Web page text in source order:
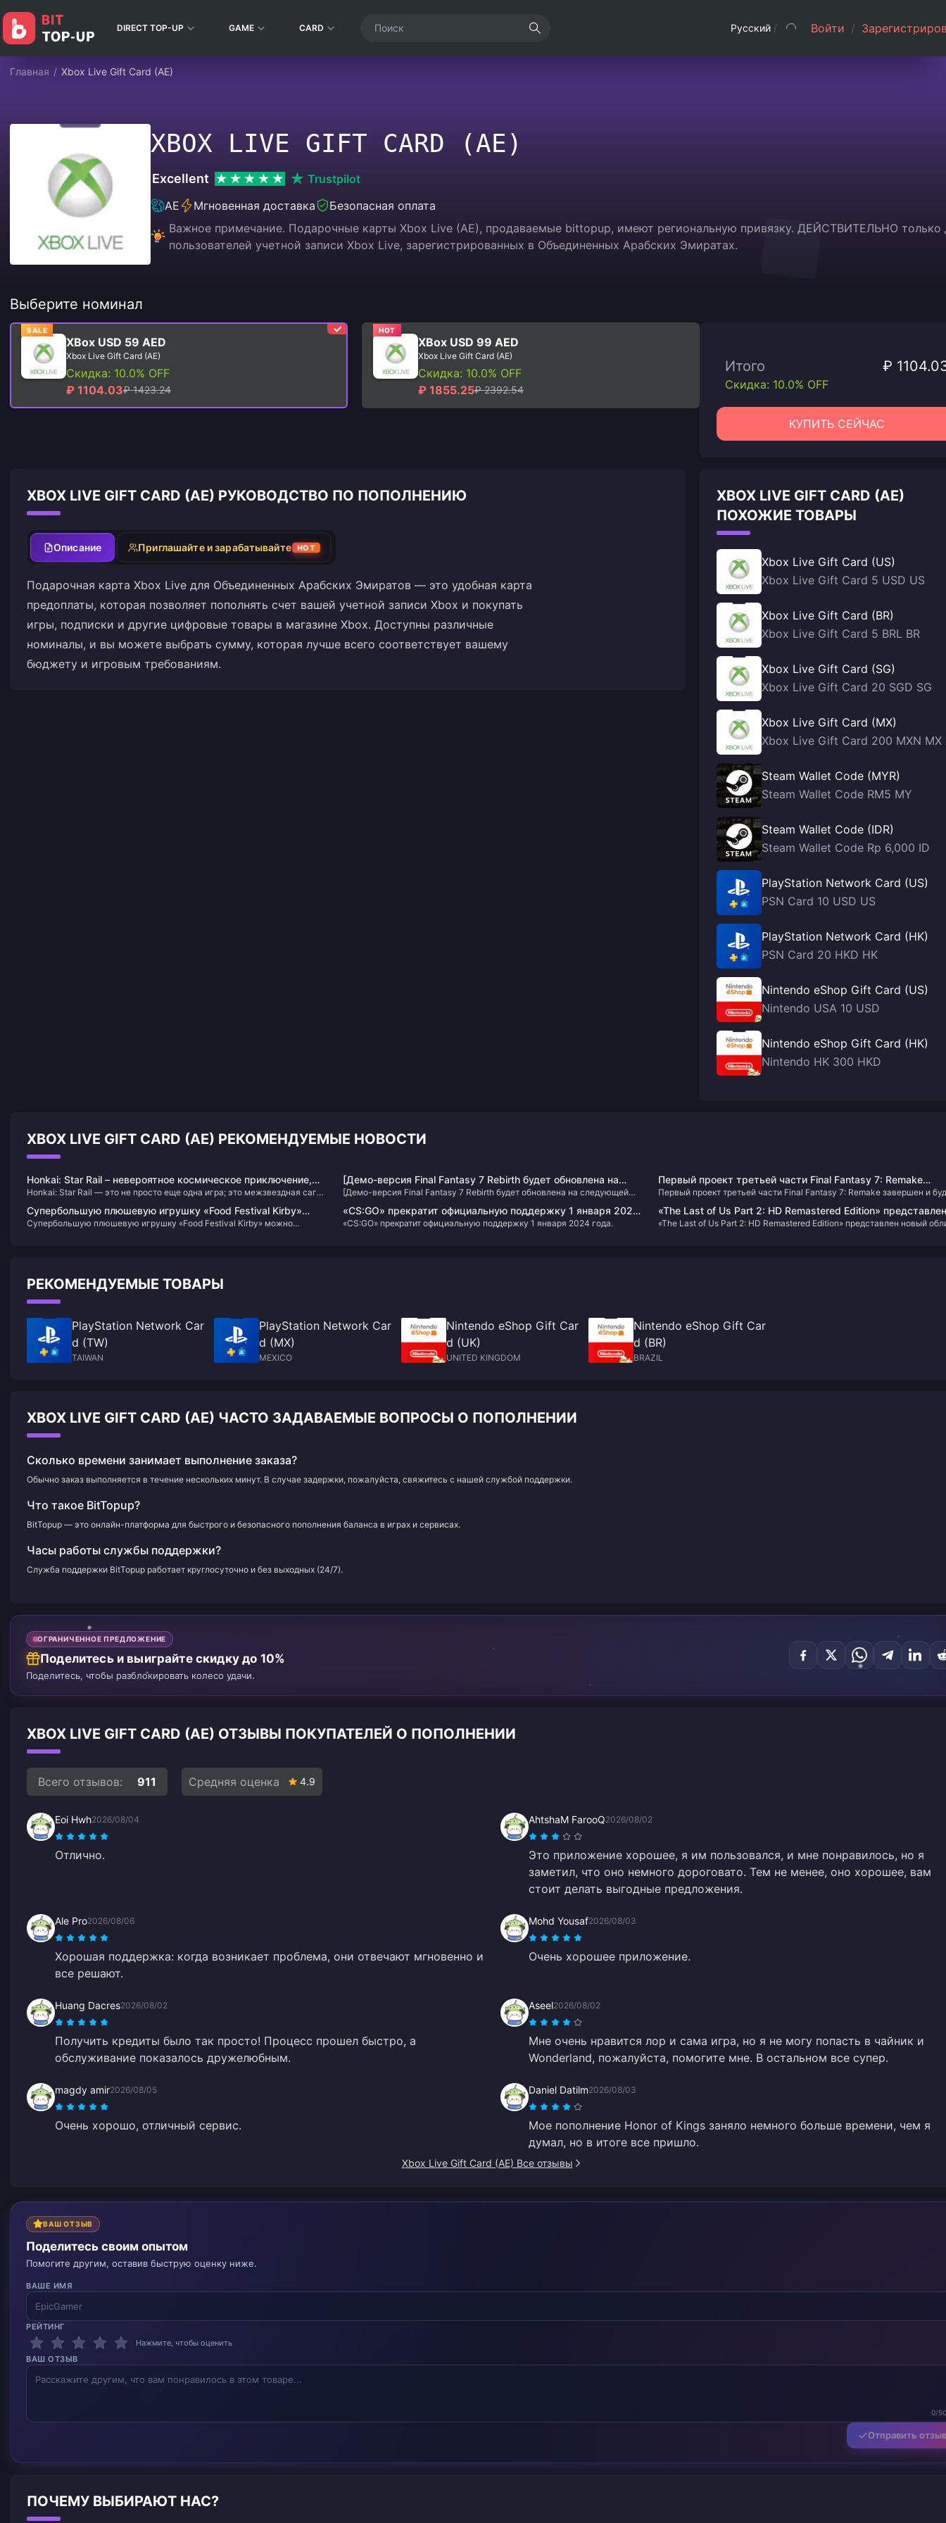
DIRECT TOP-UP GAME CARD Русский / Войти /
Главная / Xbox Live Gift Card (AE)
XBOX LIVE GIFT CARD (AE)
Excellent
Trustpilot
AE
Мгновенная доставка
Безопасная оплата
Важное примечание. Подарочные карты Xbox Live (AE), продаваемые bittopup, имеют региональную привязку. ДЕЙСТВИТЕЛЬНО только
пользователей учетной записи Xbox Live, зарегистрированных в Объединенных Арабских Эмиратах.
Выберите номинал
SALE
XBox USD 59 AED
Xbox Live Gift Card (AE)
Скидка: 10.0% OFF
₽ 1104.03₽ 1423.24
HOT
XBox USD 99 AED
Xbox Live Gift Card (AE)
Скидка: 10.0% OFF
₽ 1855.25₽ 2392.54
Итого ₽
Скидка: 10.0% OFF
КУПИТЬ СЕЙЧАС
XBOX LIVE GIFT CARD (AE) РУКОВОДСТВО ПО ПОПОЛНЕНИЮ
Описание Приглашайте и зарабатывайте HOT
Подарочная карта Xbox Live для Объединенных Арабских Эмиратов — это удобная карта
предоплаты, которая позволяет пополнять счет вашей учетной записи Xbox и покупать
игры, подписки и другие цифровые товары в магазине Xbox. Доступны различные
номиналы, и вы можете выбрать сумму, которая лучше всего соответствует вашему
бюджету и игровым требованиям.
XBOX LIVE GIFT CARD (AE)
ПОХОЖИЕ ТОВАРЫ
Xbox Live Gift Card (US)
Xbox Live Gift Card 5 USD US
Xbox Live Gift Card (BR)
Xbox Live Gift Card 5 BRL BR
Xbox Live Gift Card (SG)
Xbox Live Gift Card 20 SGD SG
Xbox Live Gift Card (MX)
Xbox Live Gift Card 200 MXN MX
Steam Wallet Code (MYR)
Steam Wallet Code RM5 MY
Steam Wallet Code (IDR)
Steam Wallet Code Rp 6,000 ID
PlayStation Network Card (US)
PSN Card 10 USD US
PlayStation Network Card (HK)
PSN Card 20 HKD HK
Nintendo eShop Gift Card (US)
Nintendo USA 10 USD
Nintendo eShop Gift Card (HK)
Nintendo HK 300 HKD
XBOX LIVE GIFT CARD (AE) РЕКОМЕНДУЕМЫЕ НОВОСТИ
Honkai: Star Rail – невероятное космическое приключение,
которое нельзя позволить себе пропустить!
Honkai: Star Rail — это не просто еще одна игра; это межзвездная сага,
борту «Астрального экспресса», путешествуете по космосу,
раскрываете секреты и сражаетесь с загадочным Хонкаем. У каждого
[Демо-версия Final Fantasy 7 Rebirth будет обновлена ​​на
следующей неделе и станет официальной версией.
[Демо-версия Final Fantasy 7 Rebirth будет обновлена ​​на следующей
Первый проект третьей части Final Fantasy 7: Remake
завершен и будет включать в себя путешествия на
дирижабле
Первый проект третьей части Final Fantasy 7: Remake завершен и
Супербольшую плюшевую игрушку «Food Festival Kirby»
можно заказать уже сегодня.
Супербольшую плюшевую игрушку «Food Festival Kirby» можно
«CS:GO» прекратит официальную поддержку 1 января 2024
года.
«CS:GO» прекратит официальную поддержку 1 января 2024 года.
«The Last of Us Part 2: HD Remastered Edition»
новый облик «Эбби»
«The Last of Us Part 2: HD Remastered Edition» представлен новый
РЕКОМЕНДУЕМЫЕ ТОВАРЫ
PlayStation Network Car
d (TW)
TAIWAN
PlayStation Network Car
d (MX)
MEXICO
Nintendo eShop Gift Car
d (UK)
UNITED KINGDOM
Nintendo eShop Gift Car
d (BR)
BRAZIL
XBOX LIVE GIFT CARD (AE) ЧАСТО ЗАДАВАЕМЫЕ ВОПРОСЫ О ПОПОЛНЕНИИ
Сколько времени занимает выполнение заказа?
Обычно заказ выполняется в течение нескольких минут. В случае задержки, пожалуйста, свяжитесь с нашей службой поддержки.
Что такое BitTopup?
BitTopup — это онлайн-платформа для быстрого и безопасного пополнения баланса в играх и сервисах.
Часы работы службы поддержки?
Служба поддержки BitTopup работает круглосуточно и без выходных (24/7).
ОГРАНИЧЕННОЕ ПРЕДЛОЖЕНИЕ
Поделитесь и выиграйте скидку до 10%
Поделитесь, чтобы разблокировать колесо удачи.
XBOX LIVE GIFT CARD (AE) ОТЗЫВЫ ПОКУПАТЕЛЕЙ О ПОПОЛНЕНИИ
Всего отзывов: 911 Средняя оценка 4.9
Eoi Hwh2026/08/04
Отлично.
AhtshaM FarooQ2026/08/02
Это приложение хорошее, я им пользовался, и мне понравилось, но я
заметил, что оно немного дороговато. Тем не менее, оно хорошее, вам
стоит делать выгодные предложения.
Ale Pro2026/08/06
Хорошая поддержка: когда возникает проблема, они отвечают мгновенно и
все решают.
Mohd Yousaf2026/08/03
Очень хорошее приложение.
Huang Dacres2026/08/02
Получить кредиты было так просто! Процесс прошел быстро, а
обслуживание показалось дружелюбным.
Aseel2026/08/02
Мне очень нравится лор и сама игра, но я не могу попасть в чайник и
Wonderland, пожалуйста, помогите мне. В остальном все супер.
magdy amir2026/08/05
Очень хорошо, отличный сервис.
Daniel Datilm2026/08/03
Мое пополнение Honor of Kings заняло немного больше времени, чем я
думал, но в итоге все пришло.
Xbox Live Gift Card (AE) Все отзывы
ВАШ ОТЗЫВ
Поделитесь своим опытом
Помогите другим, оставив быструю оценку ниже.
ВАШЕ ИМЯ
РЕЙТИНГ
Нажмите, чтобы оценить
ВАШ ОТЗЫВ
0/
Отправить отзыв
ПОЧЕМУ ВЫБИРАЮТ НАС?